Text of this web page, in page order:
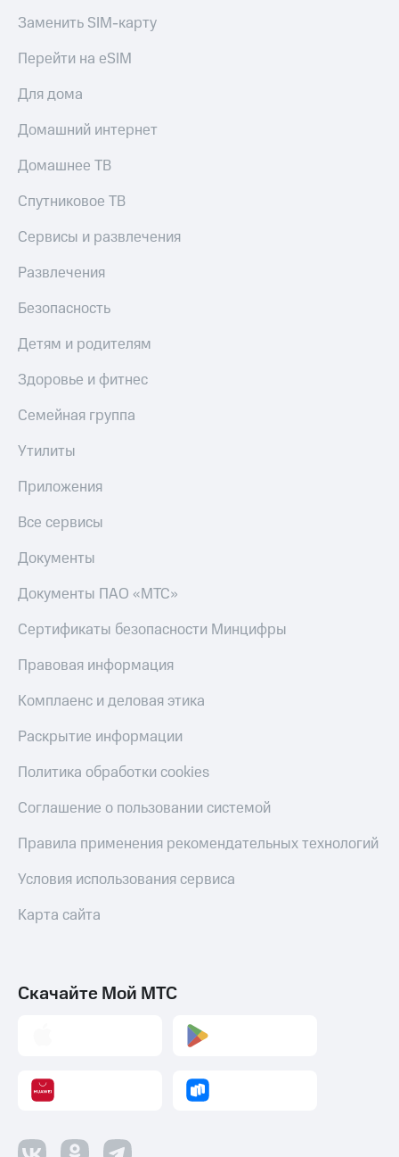
Заменить SIM-карту
Перейти на eSIM
Для дома
Домашний интернет
Домашнее ТВ
Спутниковое ТВ
Сервисы и развлечения
Развлечения
Безопасность
Детям и родителям
Здоровье и фитнес
Семейная группа
Утилиты
Приложения
Все сервисы
Документы
Документы ПАО «МТС»
Сертификаты безопасности Минцифры
Правовая информация
Комплаенс и деловая этика
Раскрытие информации
Политика обработки cookies
Соглашение о пользовании системой
Правила применения рекомендательных технологий
Условия использования сервиса
Карта сайта
Скачайте Мой МТС